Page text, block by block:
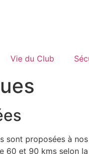
Vie du Club
sont proposées à
60 et 90 kms selon la